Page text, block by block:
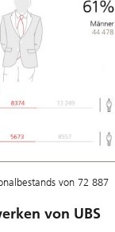
von 72 887
von UBS